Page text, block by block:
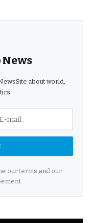
News
about world,
our terms and our